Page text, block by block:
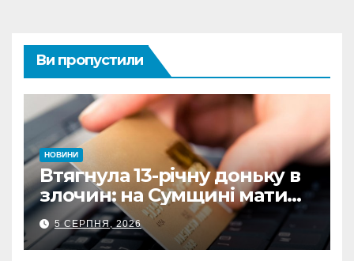
Ви пропустили
НОВИНИ
Втягнула 13-річну доньку в
злочин: на Сумщині мати
витратила майже 480
тисяч грн з викраденої
картки
5 СЕРПНЯ, 2026